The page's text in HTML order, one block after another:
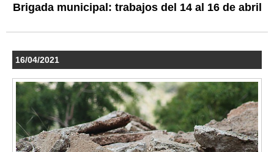
Brigada municipal: trabajos del 14 al 16 de abril
16/04/2021